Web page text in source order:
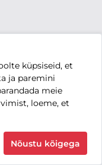
küpsiseid, et
ja paremini
meie
loeme, et
Nõustu kõigega